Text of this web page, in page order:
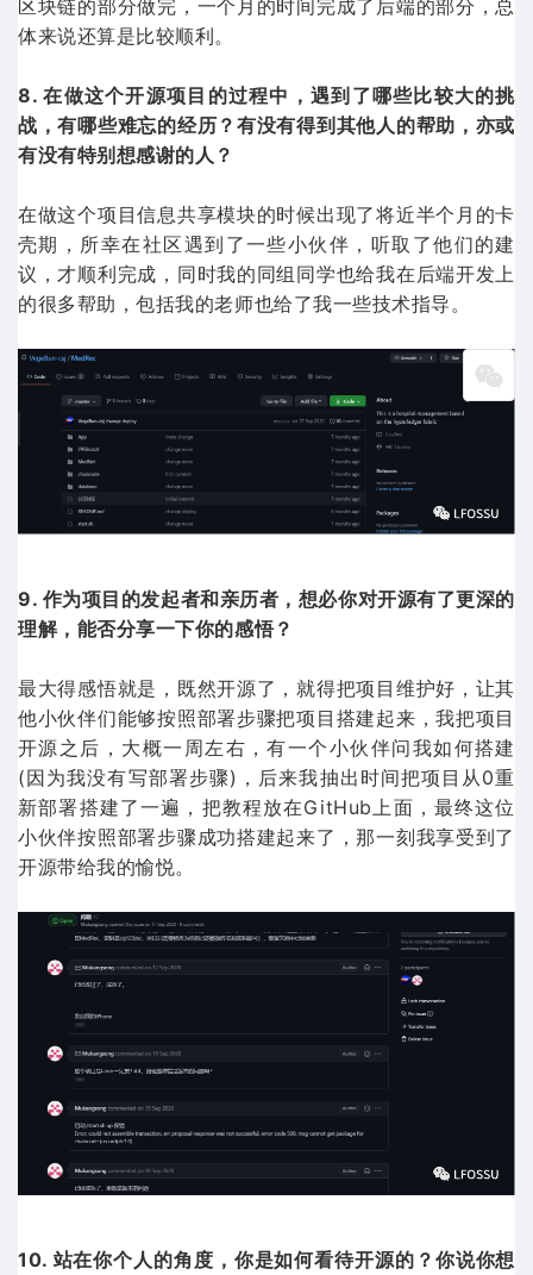
区块链的部分做完，一个月的时间完成了后端的部分，总
体来说还算是比较顺利。
8. 在做这个开源项目的过程中，遇到了哪些比较大的挑
战，有哪些难忘的经历？有没有得到其他人的帮助，亦或
有没有特别想感谢的人？
在做这个项目信息共享模块的时候出现了将近半个月的卡
壳期，所幸在社区遇到了一些小伙伴，听取了他们的建
议，才顺利完成，同时我的同组同学也给我在后端开发上
的很多帮助，包括我的老师也给了我一些技术指导。
9. 作为项目的发起者和亲历者，想必你对开源有了更深的
理解，能否分享一下你的感悟？
最大得感悟就是，既然开源了，就得把项目维护好，让其
他小伙伴们能够按照部署步骤把项目搭建起来，我把项目
开源之后，大概一周左右，有一个小伙伴问我如何搭建
(因为我没有写部署步骤)，后来我抽出时间把项目从0重
新部署搭建了一遍，把教程放在GitHub上面，最终这位
小伙伴按照部署步骤成功搭建起来了，那一刻我享受到了
开源带给我的愉悦。
10. 站在你个人的角度，你是如何看待开源的？你说你想